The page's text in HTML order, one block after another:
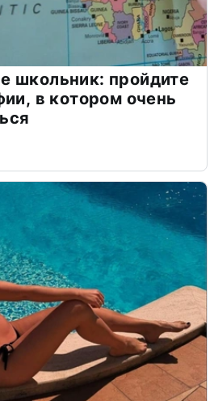
школьник: пройдите
в котором очень